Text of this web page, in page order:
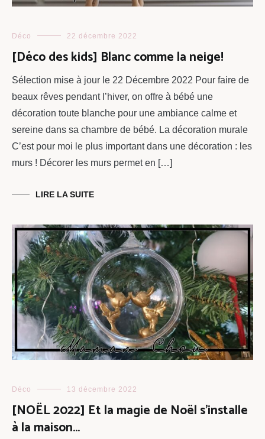
Déco 22 décembre 2022
[Déco des kids] Blanc comme la neige!
Sélection mise à jour le 22 Décembre 2022 Pour faire de
beaux rêves pendant l’hiver, on offre à bébé une
décoration toute blanche pour une ambiance calme et
sereine dans sa chambre de bébé. La décoration murale
C’est pour moi le plus important dans une décoration : les
murs ! Décorer les murs permet en […]
LIRE LA SUITE
Déco 13 décembre 2022
[NOËL 2022] Et la magie de Noël s’installe
à la maison…